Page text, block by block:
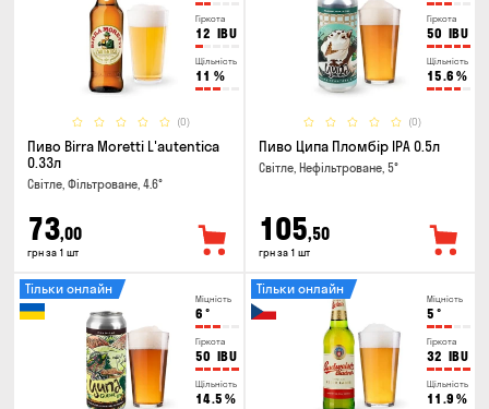
Гіркота
12 IBU
Щільність
11 %
(0)
Пиво Birra Moretti L'autentica
0.33л
Світле, Фільтроване, 4.6°
73,00
грн за 1 шт
Гіркота
50 IBU
Щільність
15.6 %
(0)
Пиво Ципа Пломбір IPA 0.5л
Світле, Нефільтроване, 5°
105,50
грн за 1 шт
Міцність
6 °
Гіркота
50 IBU
Щільність
14.5 %
Тільки онлайн
Міцність
5 °
Гіркота
32 IBU
Щільність
11.9 %
Тільки онлайн